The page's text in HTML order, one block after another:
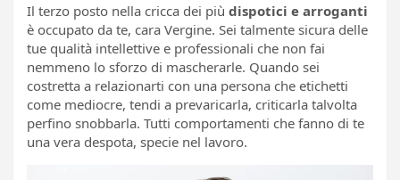
Il terzo posto nella cricca dei più dispotici e arroganti
è occupato da te, cara Vergine. Sei talmente sicura delle
tue qualità intellettive e professionali che non fai
nemmeno lo sforzo di mascherarle. Quando sei
costretta a relazionarti con una persona che etichetti
come mediocre, tendi a prevaricarla, criticarla talvolta
perfino snobbarla. Tutti comportamenti che fanno di te
una vera despota, specie nel lavoro.